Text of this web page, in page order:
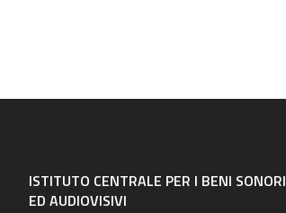
ISTITUTO CENTRALE PER I BENI SONORI
ED AUDIOVISIVI